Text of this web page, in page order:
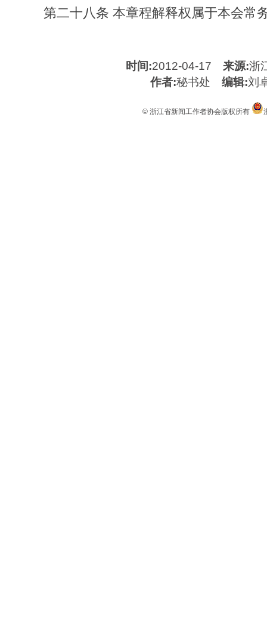
第二十八条 本章程解释权属于本会常
时间:2012-04-17来源:浙
作者:秘书处 编辑:刘
© 浙江省新闻工作者协会版权所有